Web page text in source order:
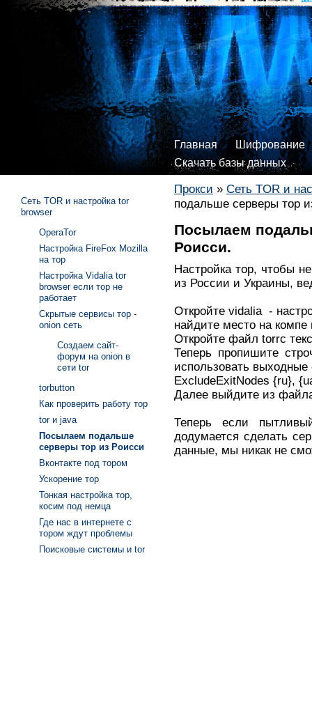
Главная
Шифрование
Скачать базы данных
Прокси » Сеть TOR и
подальше серверы тор
Посылаем
Роисси.
Настройка тор, чтобы
из России и Украины,
Откройте vidalia -
найдите место на
Откройте файл torrc
Теперь пропишите
использовать
ExcludeExitNodes {ru},
Далее выйдите из
Теперь если
додумается сделать
данные, мы никак не
Сеть TOR и настройка tor
browser
OperaTor
Настройка FireFox Mozilla
на тор
Настройка Vidalia tor
browser если тор не
работает
Скрытые сервисы тор -
onion сеть
Создаем сайт-
форум на onion в
сети tor
torbutton
Как проверить работу тор
tor и java
Посылаем подальше
серверы тор из Роисси
Вконтакте под тором
Ускорение тор
Тонкая настройка тор,
косим под немца
Где нас в интернете с
тором ждут проблемы
Поисковые системы и tor